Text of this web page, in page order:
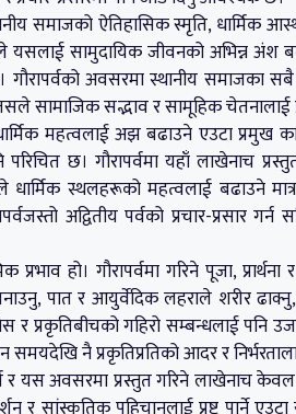
समाजको ऐतिहासिक स्मृति, धार्मिक
यसलाई सामुदायिक जीवनको अभिन्न
अवसरमा स्थानीय समाजका
सामाजिक सद्भाव र सामूहिक चेतनालाई
महत्वलाई अझ बढाउने एउटा प्रमुख
छ। गौरापर्वमा यहाँ लाखेनाच
स्थलहरूको महत्वलाई बढाउने
अद्वितीय पर्वको प्रचार-प्रसार
हो। गौरापर्वमा गरिने पूजा,
पात र आयुर्वेदिक लहराले शरीर
प्रकृतिबीचको गहिरो सम्बन्धलाई पनि
समयदेखि नै प्रकृतिप्रतिको आदर र
र यस अवसरमा प्रस्तुत गरिने लाखेनाच